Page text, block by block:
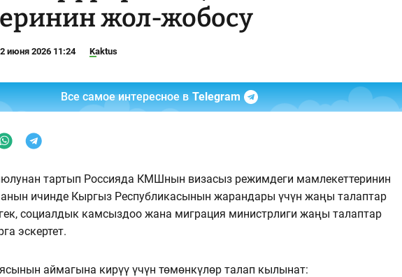
жол-жобосу
2 июня 2026 11:24 Kaktus
Все самое интересное в Telegram
тартып Россияда КМШнын визасыз режимдеги мамлекеттеринин
ичинде Кыргыз Республикасынын жарандары үчүн жаңы талаптар
социалдык камсыздоо жана миграция министрлиги жаңы талаптар
эскертет.
аймагына кирүү үчүн төмөнкүлөр талап кылынат: